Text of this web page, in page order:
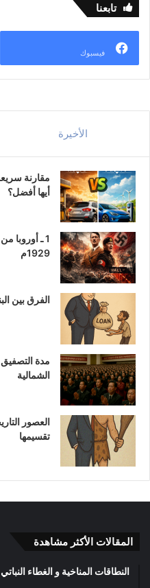
تابعنا
فيسبوك
الأخيرة
مقارنة
أيها أفضل؟
1 ـ أوروبا
1929م
الفرق بين
مدة
الشمالية
العصور
تقسيمها
المقالات الأكثر مشاهدة
النطاقات المناخية و الغطاء